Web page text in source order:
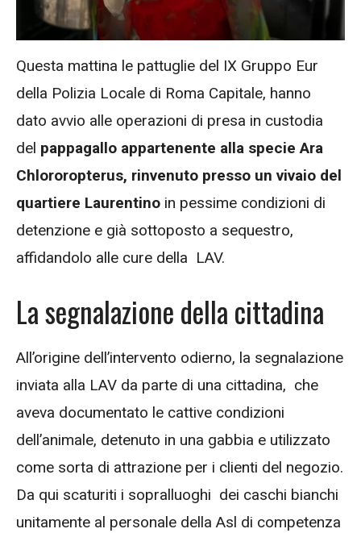
Questa mattina le pattuglie del IX Gruppo Eur
della Polizia Locale di Roma Capitale, hanno
dato avvio alle operazioni di presa in custodia
del pappagallo appartenente alla specie Ara
Chlororopterus, rinvenuto presso un vivaio del
quartiere Laurentino in pessime condizioni di
detenzione e già sottoposto a sequestro,
affidandolo alle cure della LAV.
La segnalazione della cittadina
All’origine dell’intervento odierno, la segnalazione
inviata alla LAV da parte di una cittadina, che
aveva documentato le cattive condizioni
dell’animale, detenuto in una gabbia e utilizzato
come sorta di attrazione per i clienti del negozio.
Da qui scaturiti i sopralluoghi dei caschi bianchi
unitamente al personale della Asl di competenza